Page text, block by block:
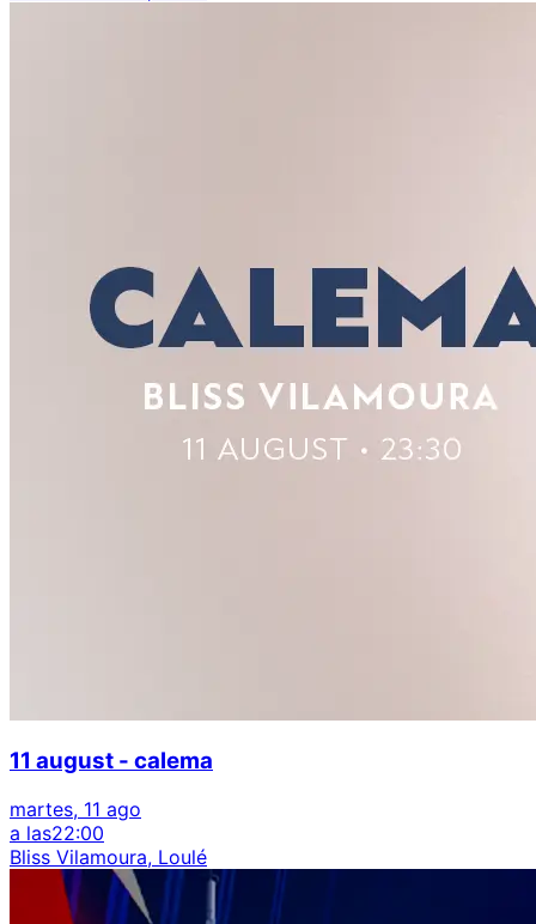
11 august - calema
martes, 11 ago
a las22:00
Bliss Vilamoura, Loulé